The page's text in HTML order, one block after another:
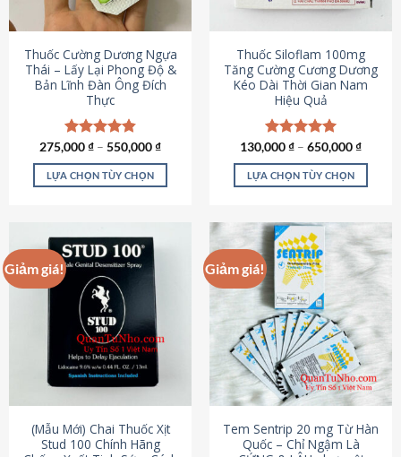
có
thể
chọn
trên
trang
sản
phẩm
có
được
chọn
trên
trang
sản
phẩm
Thuốc Cường Dương Ngựa
Thái – Lấy Lại Phong Độ &
Bản Lĩnh Đàn Ông Đích
Thực
Được xếp
hạng4.87
5 sao
275,000₫ – 550,000₫
LỰA CHỌN TÙY CHỌN
có
nhiều
biến
thể.
Các
tùy
chọn
được
chọn
Thuốc Siloflam 100mg
Tăng Cường Cương Dương
Kéo Dài Thời Gian Nam
Hiệu Quả
Được xếp
hạng5.00
5 sao
130,000₫ – 650,000₫
LỰA CHỌN TÙY CHỌN
này
có
nhiều
biến
thể.
Các
tùy
chọn
có
thể
chọn
Giảm giá!
(Mẫu Mới) Chai Thuốc Xịt
Stud 100 Chính Hãng
Giảm giá!
Tem Sentrip 20 mg Từ Hàn
Quốc – Chỉ Ngậm Là